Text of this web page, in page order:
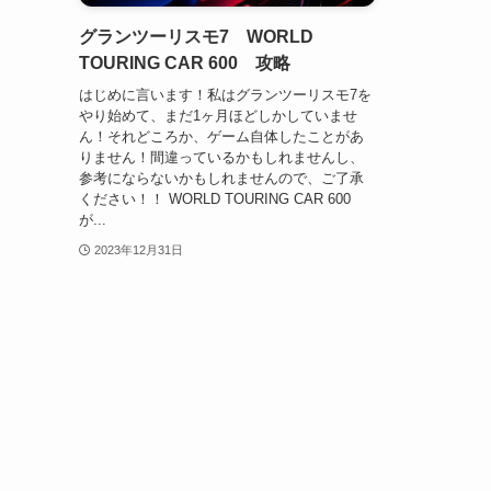
グランツーリスモ7 WORLD
TOURING CAR 600 攻略
はじめに言います！私はグランツーリスモ7を
やり始めて、まだ1ヶ月ほどしかしていませ
ん！それどころか、ゲーム自体したことがあ
りません！間違っているかもしれませんし、
参考にならないかもしれませんので、ご了承
ください！！ WORLD TOURING CAR 600
が...
2023年12月31日